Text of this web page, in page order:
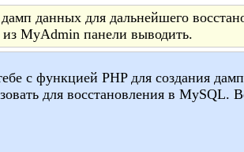
данных для дальнейшего
MyAdmin панели выводить.
с функцией PHP для создания
для восстановления в MySQL.